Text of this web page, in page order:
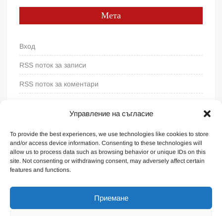
Управление на съгласие
To provide the best experiences, we use technologies like cookies to store
and/or access device information. Consenting to these technologies will
allow us to process data such as browsing behavior or unique IDs on this
site. Not consenting or withdrawing consent, may adversely affect certain
features and functions.
Приемане
Мета
Вход
RSS поток за записи
RSS поток за коментари